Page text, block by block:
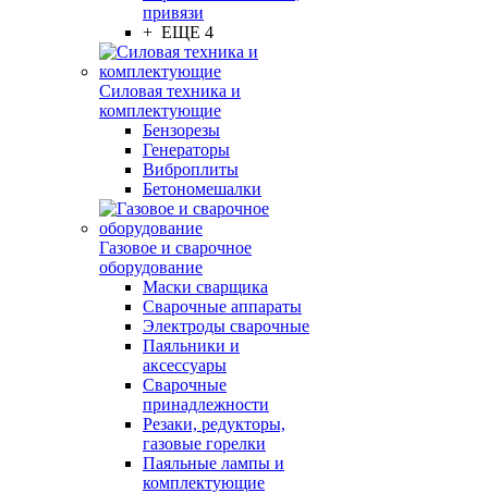
привязи
+ ЕЩЕ 4
Силовая техника и
комплектующие
Бензорезы
Генераторы
Виброплиты
Бетономешалки
Газовое и сварочное
оборудование
Маски сварщика
Сварочные аппараты
Электроды сварочные
Паяльники и
аксессуары
Сварочные
принадлежности
Резаки, редукторы,
газовые горелки
Паяльные лампы и
комплектующие